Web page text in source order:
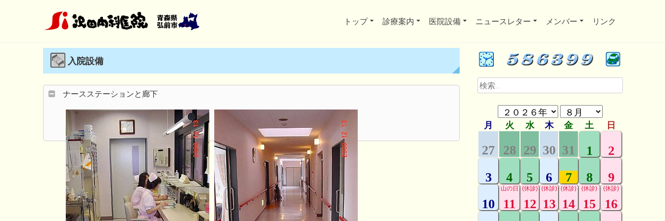
トップ 診療案内 医院設備 ニュースレター メンバー リンク
入院設備
ナースステーションと廊下
検
索: